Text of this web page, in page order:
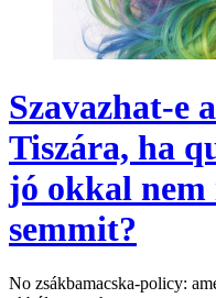
Szavazhat-e
Tiszára, ha
jó okkal
semmit?
No zsákbamacska-policy: